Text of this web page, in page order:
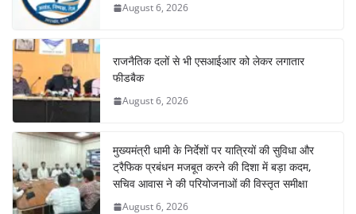
August 6, 2026
राजनैतिक दलों से भी एसआईआर को लेकर लगातार
फीडबैक
August 6, 2026
मुख्यमंत्री धामी के निर्देशों पर यात्रियों की सुविधा और
ट्रैफिक प्रबंधन मजबूत करने की दिशा में बड़ा कदम,
सचिव आवास ने की परियोजनाओं की विस्तृत समीक्षा
August 6, 2026